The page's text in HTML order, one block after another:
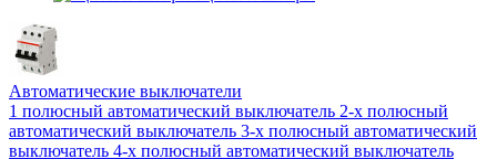
Автоматические выключатели
1 полюсный автоматический выключатель 2-х полюсный
автоматический выключатель 3-х полюсный автоматический
выключатель 4-х полюсный автоматический выключатель